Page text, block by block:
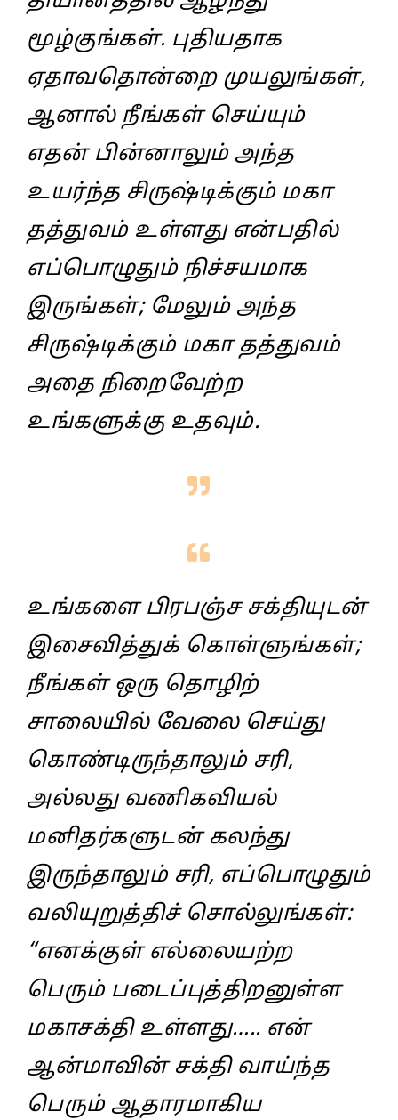
மூழ்குங்கள்‌. புதியதாக
ஏதாவதொன்றை முயலுங்கள்‌,
ஆனால்‌ நீங்கள்‌ செய்யும்‌
எதன்‌ பின்னாலும்‌ அந்த
உயர்ந்த சிருஷ்டிக்கும்‌ மகா
தத்துவம்‌ உள்ளது என்பதில்‌
எப்பொழுதும்‌ நிச்சயமாக
இருங்கள்‌; மேலும்‌ அந்த
சிருஷ்டிக்கும்‌ மகா தத்துவம்‌
அதை நிறைவேற்ற
உங்களுக்கு உதவும்‌.
உங்களை பிரபஞ்ச சக்தியுடன்‌
இசைவித்துக்‌ கொள்ளுங்கள்‌;
நீங்கள்‌ ஒரு தொழிற்‌
சாலையில்‌ வேலை செய்து
கொண்டிருந்தாலும்‌ சரி,
அல்லது வணிகவியல்
மனிதர்களுடன்‌ கலந்து
இருந்தாலும்‌ சரி, எப்பொழுதும்‌
வலியுறுத்திச்‌ சொல்லுங்கள்‌:
“எனக்குள்‌ எல்லையற்ற
பெரும்‌ படைப்புத்திறனுள்ள
மகாசக்தி உள்ளது….. என்‌
ஆன்மாவின்‌ சக்தி வாய்ந்த
பெரும்‌ ஆதாரமாகிய